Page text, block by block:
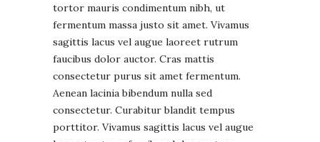
tortor mauris condimentum nibh, ut
fermentum massa justo sit amet. Vivamus
sagittis lacus vel augue laoreet rutrum
faucibus dolor auctor. Cras mattis
consectetur purus sit amet fermentum.
Aenean lacinia bibendum nulla sed
consectetur. Curabitur blandit tempus
porttitor. Vivamus sagittis lacus vel augue